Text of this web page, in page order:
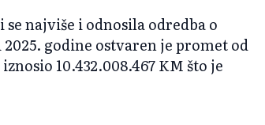
najviše i odnosila odredba o
godine ostvaren je promet od
10.432.008.467 KM što je